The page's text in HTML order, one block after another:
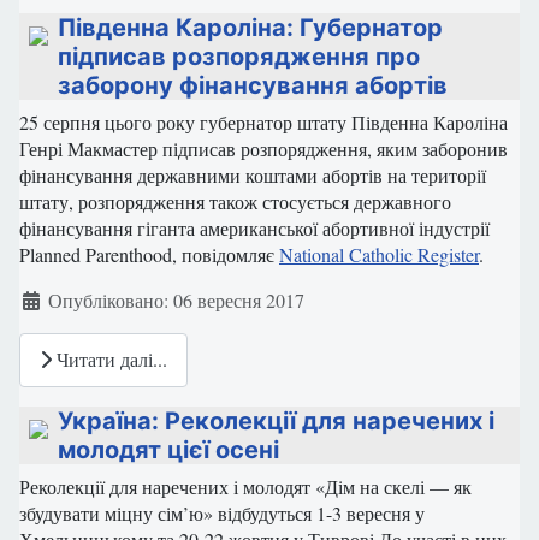
Південна Кароліна: Губернатор
підписав розпорядження про
заборону фінансування абортів
25 серпня цього року губернатор штату Південна Кароліна
Генрі Макмастер підписав розпорядження, яким заборонив
фінансування державними коштами абортів на території
штату, розпорядження також стосується державного
фінансування гіганта американської абортивної індустрії
Planned Parenthood, повідомляєNational Catholic Register.
ДеталіОпубліковано: 06 вересня 2017
Читати далі...
Україна: Реколекції для наречених і
молодят цієї осені
Реколекції для наречених і молодят «Дім на скелі — як
збудувати міцну сім’ю» відбудуться 1-3 вересня у